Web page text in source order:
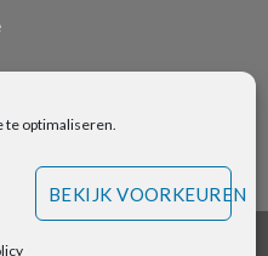
te optimaliseren.
BEKIJK VOORKEUREN
Bank